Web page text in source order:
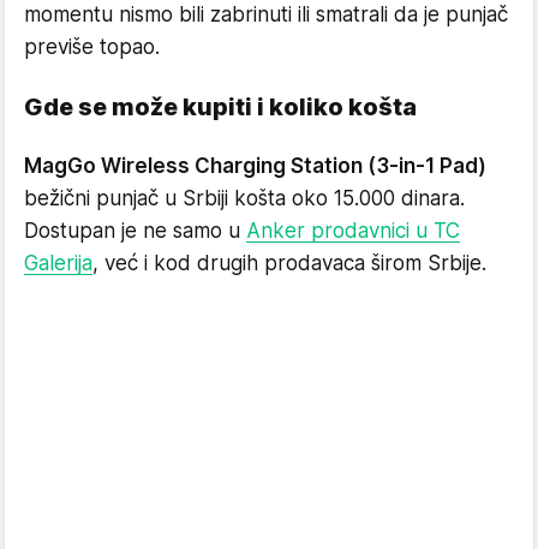
momentu nismo bili zabrinuti ili smatrali da je punjač
previše topao.
Gde se može kupiti i koliko košta
MagGo Wireless Charging Station (3-in-1 Pad)
bežični punjač u Srbiji košta oko 15.000 dinara.
Dostupan je ne samo u Anker prodavnici u TC
Galerija, već i kod drugih prodavaca širom Srbije.